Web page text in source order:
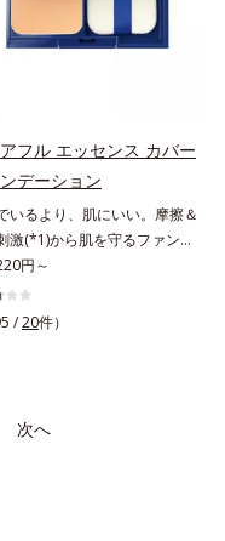
）*2 オルビス内スキンケアシ
ズの保湿力*3 年齢に応じたお
エルレア果汁、ノバラエキス
うるおいを与えハリと透明感
た肌へ導く保湿成分*9 メマ
グサ抽出液、スイカズラエキ
＝角層のすみずみまで水分・
保ち、ハリ・ツヤを与える保
*10 気持ちのこと
力感のない状態である「ハリ
」や、くすみ(*5)などが現れ
分(*9)として「G.D.F.アクテ
ター(*10)」を配合。そし
来から配合している美白(*1)
分「トラネキサム酸」を配合
た。さらに、シリーズ共通の
分「GLルートブースター
」を配合することで、肌のふ
(*12)のハリと透明感を。効
シナジー設計で、あなたのエ
フル エッセンス カバー
デーション
いるより、肌にいい。摩擦＆
激(*1)から肌を守るファンデ
ン。肌荒れやニキビがある
ァンデーションを塗っていい
もの。とはいえ、素肌のまま
肌負担が少ない低刺激設計の
デーションで守るのがベス
円～
/20件）
次へ